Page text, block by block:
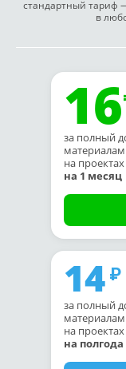
стандартный тариф
в
16
за полный
на
на 1 месяц
14
за полный
на
на полгода